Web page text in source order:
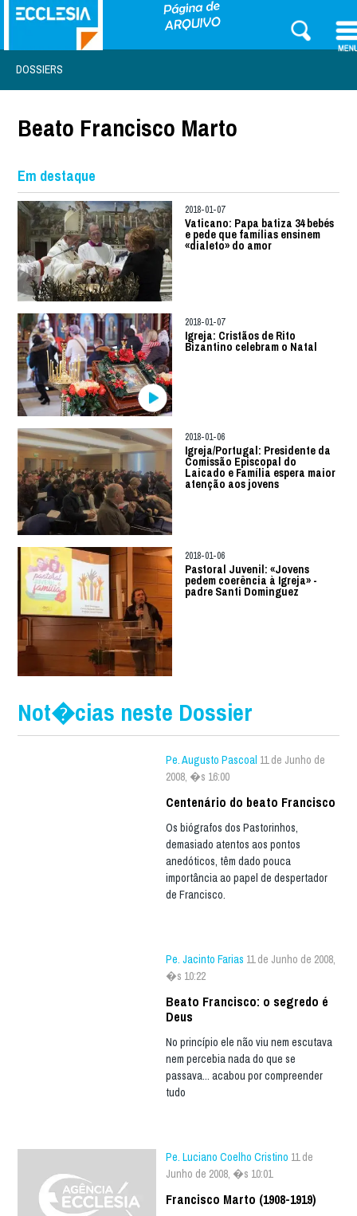
DOSSIERS
Beato Francisco Marto
Em destaque
2018-01-07
Vaticano: Papa batiza 34 bebés
e pede que famílias ensinem
«dialeto» do amor
2018-01-07
Igreja: Cristãos de Rito
Bizantino celebram o Natal
2018-01-06
Igreja/Portugal: Presidente da
Comissão Episcopal do
Laicado e Família espera maior
atenção aos jovens
2018-01-06
Pastoral Juvenil: «Jovens
pedem coerência à Igreja» -
padre Santi Dominguez
Not�cias neste Dossier
Pe. Augusto Pascoal 11 de Junho de
2008, �s 16:00
Centenário do beato Francisco
Os biógrafos dos Pastorinhos,
demasiado atentos aos pontos
anedóticos, têm dado pouca
importância ao papel de despertador
de Francisco.
Pe. Jacinto Farias 11 de Junho de 2008,
�s 10:22
Beato Francisco: o segredo é
Deus
No princípio ele não viu nem escutava
nem percebia nada do que se
passava... acabou por compreender
tudo
Pe. Luciano Coelho Cristino 11 de
Junho de 2008, �s 10:01
Francisco Marto (1908-1919)